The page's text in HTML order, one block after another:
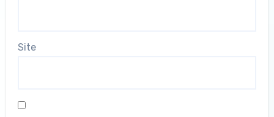
Site